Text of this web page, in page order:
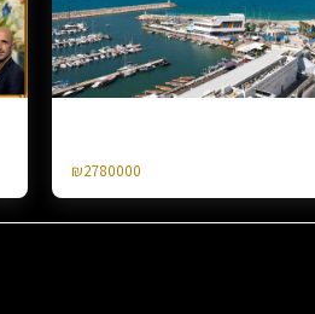
₪2780000